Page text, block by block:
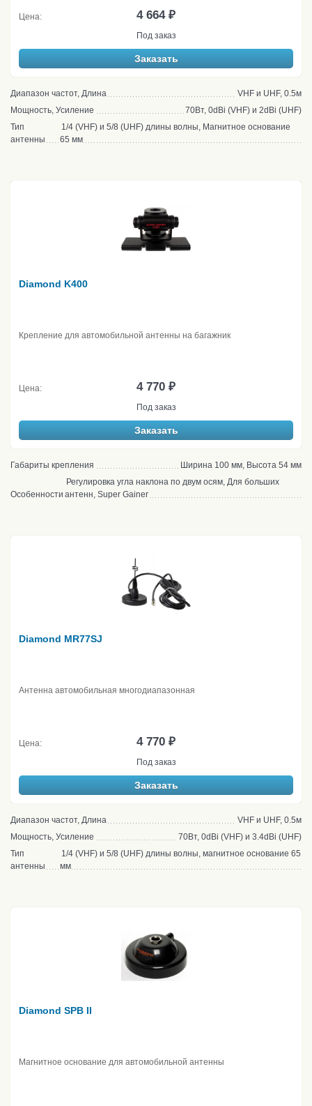
Цена: 4 664 ₽
Под заказ
Заказать
Диапазон частот, Длина
VHF и UHF, 0.5м
Мощность, Усиление
70Вт, 0dBi (VHF) и 2dBi (UHF)
Тип
антенны
1/4 (VHF) и 5/8 (UHF) длины волны, Магнитное основание
65 мм
Diamond K400
Крепление для автомобильной антенны на багажник
Цена: 4 770 ₽
Под заказ
Заказать
Габариты крепления Ширина 100 мм, Высота 54 мм
Особенности
Регулировка угла наклона по двум осям, Для больших
антенн, Super Gainer
Diamond MR77SJ
Антенна автомобильная многодиапазонная
Цена: 4 770 ₽
Под заказ
Заказать
Диапазон частот, Длина
VHF и UHF, 0.5м
Мощность, Усиление
70Вт, 0dBi (VHF) и 3.4dBi (UHF)
Тип
антенны
1/4 (VHF) и 5/8 (UHF) длины волны, магнитное основание 65
мм
Diamond SPB II
Магнитное основание для автомобильной антенны